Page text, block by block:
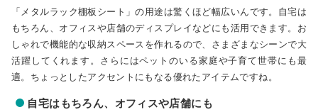
「メタルラック棚板シート」の用途は驚くほど幅広いんです。自宅は
もちろん、オフィスや店舗のディスプレイなどにも活用できます。お
しゃれで機能的な収納スペースを作れるので、さまざまなシーンで大
活躍してくれます。さらにはペットのいる家庭や子育て世帯にも最
適。ちょっとしたアクセントにもなる優れたアイテムですね。
自宅はもちろん、オフィスや店舗にも